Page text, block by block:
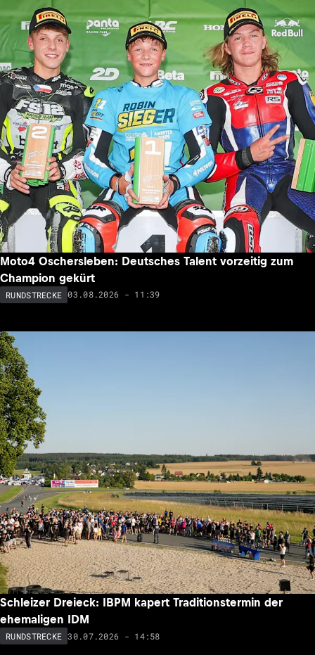
Moto4 Oschersleben: Deutsches Talent vorzeitig zum
Champion gekürt
RUNDSTRECKE 03.08.2026 - 11:39
Schleizer Dreieck: IBPM kapert Traditionstermin der
ehemaligen IDM
RUNDSTRECKE 30.07.2026 - 14:58